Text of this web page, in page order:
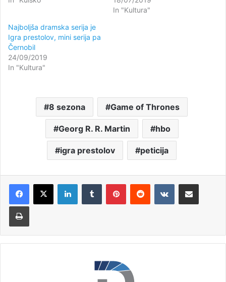
In "Kultura"
Najboljša dramska serija je
Igra prestolov, mini serija pa
Černobil
24/09/2019
In "Kultura"
8 sezona Game of Thrones
Georg R. R. Martin hbo
igra prestolov peticija